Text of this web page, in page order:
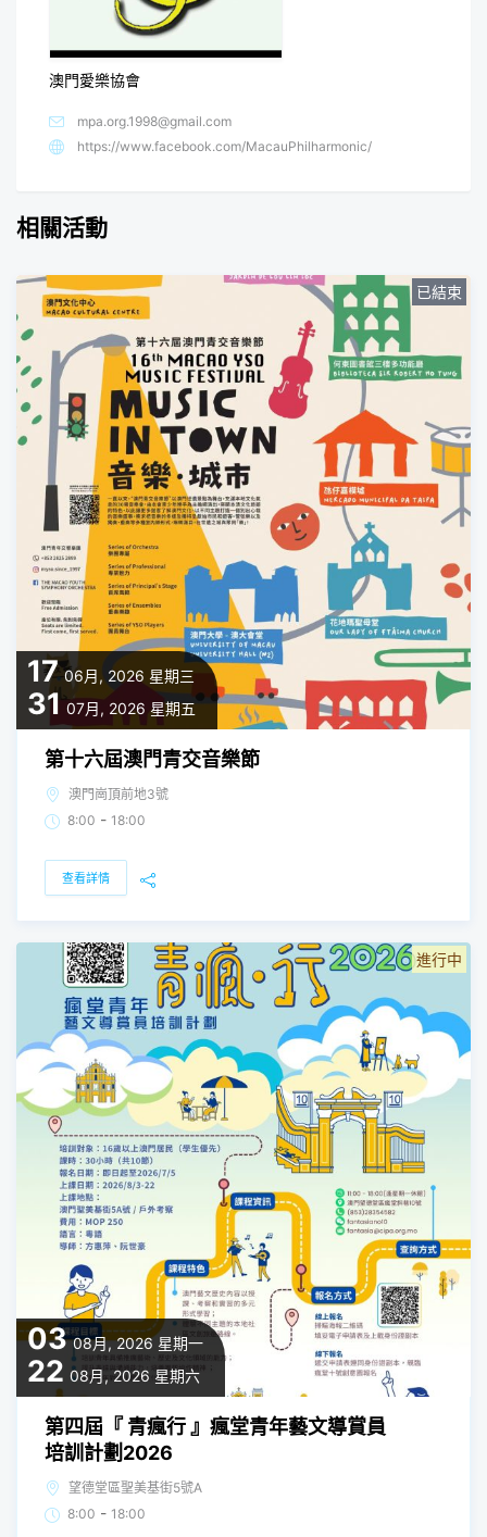
澳門愛樂協會
mpa.org.1998@gmail.com
https://www.facebook.com/MacauPhilharmonic/
相關活動
17 06月, 2026 星期三
31 07月, 2026 星期五
已結束
第十六屆澳門青交音樂節
澳門崗頂前地3號
8:00 - 18:00
查看詳情
03 08月, 2026 星期一
22 08月, 2026 星期六
進行中
第四屆『 青瘋行 』瘋堂青年藝文導賞員
培訓計劃2026
望德堂區聖美基街5號A
8:00 - 18:00